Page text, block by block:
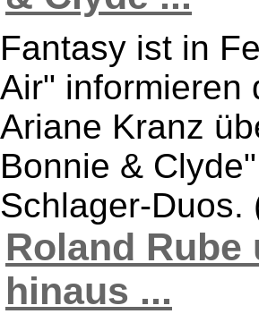
Fantasy ist in
Air" informieren
Ariane Kranz
Bonnie &
Schlager-Duos.
Roland
hinaus ...